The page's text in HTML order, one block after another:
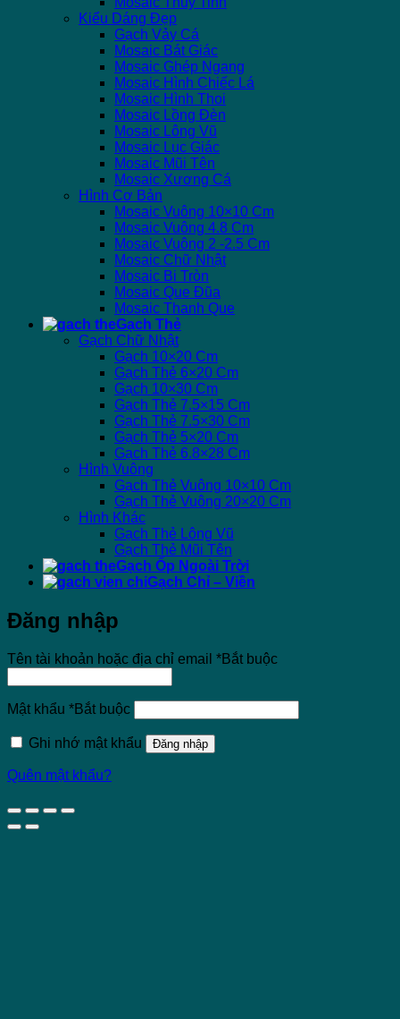
Kiểu Dáng Đẹp
Gạch Vảy Cá
Mosaic Bát Giác
Mosaic Ghép Ngang
Mosaic Hình Chiếc Lá
Mosaic Hình Thoi
Mosaic Lồng Đèn
Mosaic Lông Vũ
Mosaic Lục Giác
Mosaic Mũi Tên
Mosaic Xương Cá
Hình Cơ Bản
Mosaic Vuông 10×10 Cm
Mosaic Vuông 4.8 Cm
Mosaic Vuông 2 -2.5 Cm
Mosaic Chữ Nhật
Mosaic Bi Tròn
Mosaic Que Đũa
Mosaic Thanh Que
Gạch Thẻ
Gạch Chữ Nhật
Gạch 10×20 Cm
Gạch Thẻ 6×20 Cm
Gạch 10×30 Cm
Gạch Thẻ 7.5×15 Cm
Gạch Thẻ 7.5×30 Cm
Gạch Thẻ 5×20 Cm
Gạch Thẻ 6.8×28 Cm
Hình Vuông
Gạch Thẻ Vuông 10×10 Cm
Gạch Thẻ Vuông 20×20 Cm
Hình Khác
Gạch Thẻ Lông Vũ
Gạch Thẻ Mũi Tên
Gạch Ốp Ngoài Trời
Gạch Chỉ – Viền
Đăng nhập
Tên tài khoản hoặc địa chỉ email *Bắt buộc
Mật khẩu *Bắt buộc
Ghi nhớ mật khẩu Đăng nhập
Quên mật khẩu?